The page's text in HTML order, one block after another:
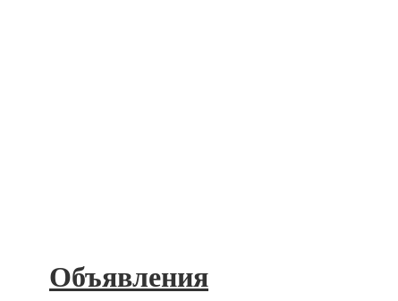
Объявления